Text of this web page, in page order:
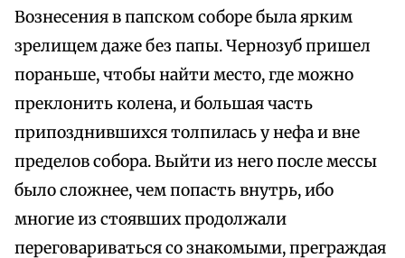
Вознесения в папском соборе была ярким
зрелищем даже без папы. Чернозуб пришел
пораньше, чтобы найти место, где можно
преклонить колена, и большая часть
припозднившихся толпилась у нефа и вне
пределов собора. Выйти из него после мессы
было сложнее, чем попасть внутрь, ибо
многие из стоявших продолжали
переговариваться со знакомыми, преграждая